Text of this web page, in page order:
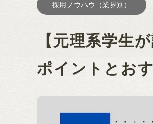
採用ノウハウ（業界別）
【元理系学生
ポイントとお